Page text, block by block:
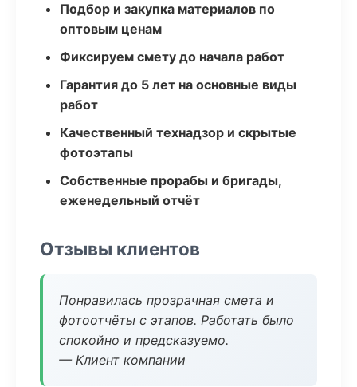
Подбор и закупка материалов по
оптовым ценам
Фиксируем смету до начала работ
Гарантия до 5 лет на основные виды
работ
Качественный технадзор и скрытые
фотоэтапы
Собственные прорабы и бригады,
еженедельный отчёт
Отзывы клиентов
Понравилась прозрачная смета и
фотоотчёты с этапов. Работать было
спокойно и предсказуемо.
— Клиент компании